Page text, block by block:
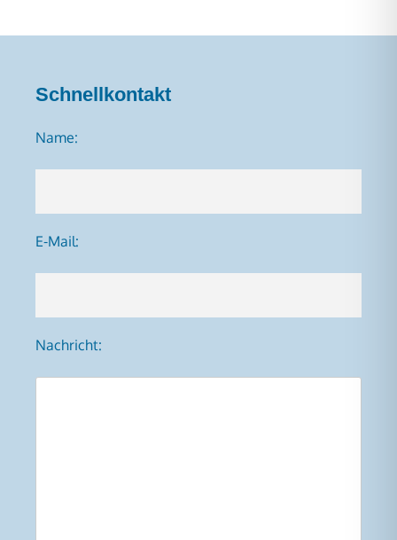
Schnellkontakt
Name:
E-Mail:
Nachricht: